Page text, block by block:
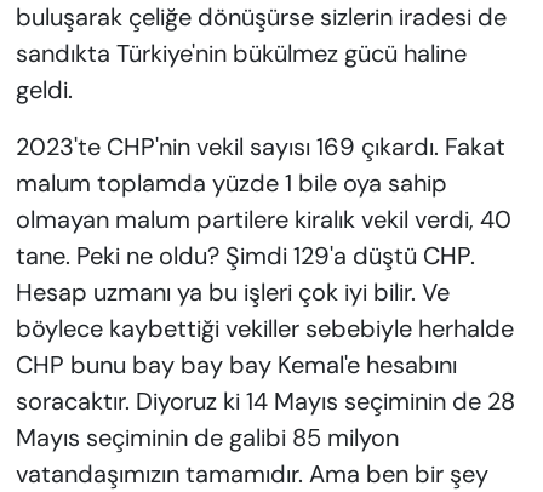
buluşarak çeliğe dönüşürse sizlerin iradesi de
sandıkta Türkiye'nin bükülmez gücü haline
geldi.
2023'te CHP'nin vekil sayısı 169 çıkardı. Fakat
malum toplamda yüzde 1 bile oya sahip
olmayan malum partilere kiralık vekil verdi, 40
tane. Peki ne oldu? Şimdi 129'a düştü CHP.
Hesap uzmanı ya bu işleri çok iyi bilir. Ve
böylece kaybettiği vekiller sebebiyle herhalde
CHP bunu bay bay bay Kemal'e hesabını
soracaktır. Diyoruz ki 14 Mayıs seçiminin de 28
Mayıs seçiminin de galibi 85 milyon
vatandaşımızın tamamıdır. Ama ben bir şey